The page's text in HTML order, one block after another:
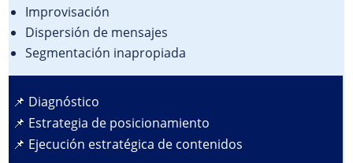
Improvisación
Dispersión de mensajes
Segmentación inapropiada
📌 Diagnóstico
📌 Estrategia de posicionamiento
📌 Ejecución estratégica de contenidos